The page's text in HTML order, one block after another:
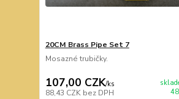
20CM Brass Pipe Set 7
Mosazné trubičky.
107,00 CZK/ks
88,43 CZK bez DPH